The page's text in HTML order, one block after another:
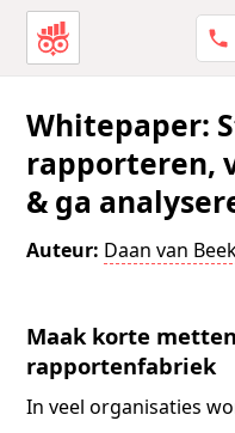
Whitepaper:
rapporteren,
& ga
Auteur: Daan van
Maak korte
rapportenfabriek
In veel organisaties